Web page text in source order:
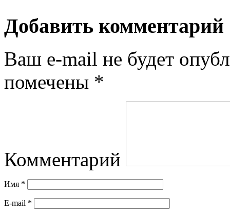
Добавить комментарий
Ваш e-mail не будет
помечены *
Комментарий
Имя *
E-mail *